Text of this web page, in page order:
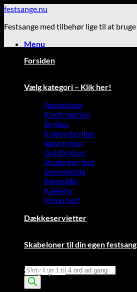
Fortsæt
indhold
festsange.nu
Festsange med tilbehør lige til at bruge
Menu
Products
search
Forsiden
Vælg kategori – Klik her!
Fødselsdag
Konfirmation
Bryllup
Kobberbryllup
Sølvbryllup
Guldbryllup
Studenter-fest
Svendegilde
Barnedåb
Kæledyr
Menu kort
Dækkeservietter
Skabeloner til din egen festsang
Sangskjuler